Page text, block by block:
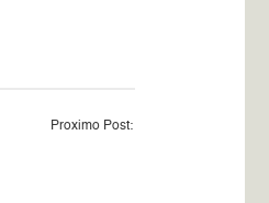
Proximo Post: